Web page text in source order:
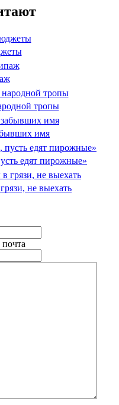
тропы
имя
едят пирожные»
не выехать